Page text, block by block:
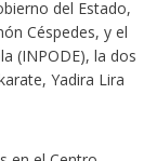
del Estado,
Céspedes, y el
(INPODE), la dos
Yadira Lira